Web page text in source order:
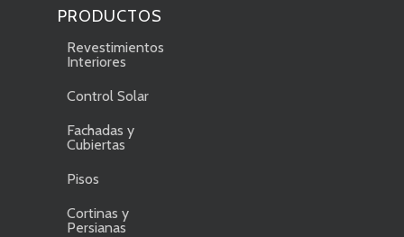
PRODUCTOS
Revestimientos
Interiores
Control Solar
Fachadas y
Cubiertas
Pisos
Cortinas y
Persianas